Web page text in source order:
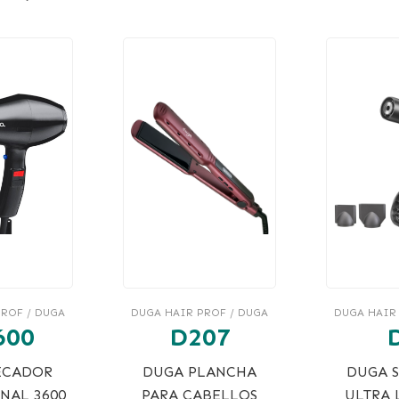
/ DUGA
3600
DUGA HAIR PROF / DUGA
D207
DUGA PLANCHA
PARA CABELLOS
DUGA
DUGA